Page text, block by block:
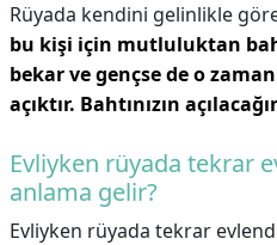
Rüyada kendini gelinlikle
bu kişi için mutluluktan
bekar ve gençse de o
açıktır. Bahtınızın
Evliyken rüyada tekrar
anlama gelir?
Evliyken rüyada tekrar